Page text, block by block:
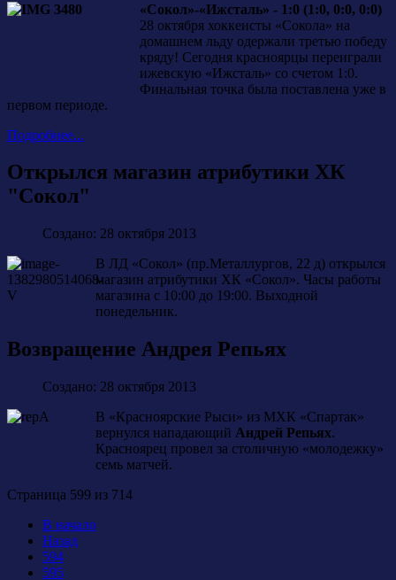
«Сокол»-«Ижсталь» - 1:0 (1:0, 0:0, 0:0)
28 октября хоккеисты «Сокола» на
домашнем льду одержали третью победу
кряду! Сегодня красноярцы переиграли
ижевскую «Ижсталь» со счетом 1:0.
Финальная точка была поставлена уже в
первом периоде.
Подробнее...
Открылся магазин атрибутики ХК
"Сокол"
Создано: 28 октября 2013
В ЛД «Сокол» (пр.Металлургов, 22 д) открылся
магазин атрибутики ХК «Сокол». Часы работы
магазина с 10:00 до 19:00. Выходной
понедельник.
Возвращение Андрея Репьях
Создано: 28 октября 2013
В «Красноярские Рыси» из МХК «Спартак»
вернулся нападающий Андрей Репьях.
Красноярец провел за столичную «молодежку»
семь матчей.
Страница 599 из 714
В начало
Назад
594
595